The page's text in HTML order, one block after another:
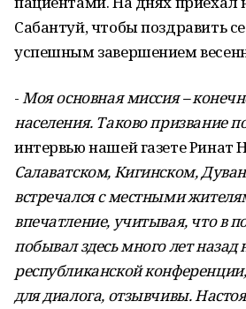
Сабантуй, чтобы поздравить
успешным завершением
-Моя основная миссия –
населения. Таково призвание
интервью нашей газете Ринат
Салаватском, Кигинском,
встречался с местными
впечатление, учитывая, что в
побывал здесь много лет назад
республиканской
для диалога, отзывчивы.